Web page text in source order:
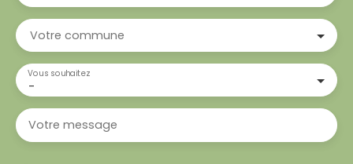
Votre commune
-
Vous souhaitez
Votre message